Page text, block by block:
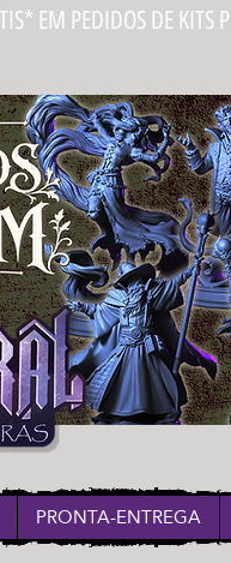
PRONTA-ENTREGA